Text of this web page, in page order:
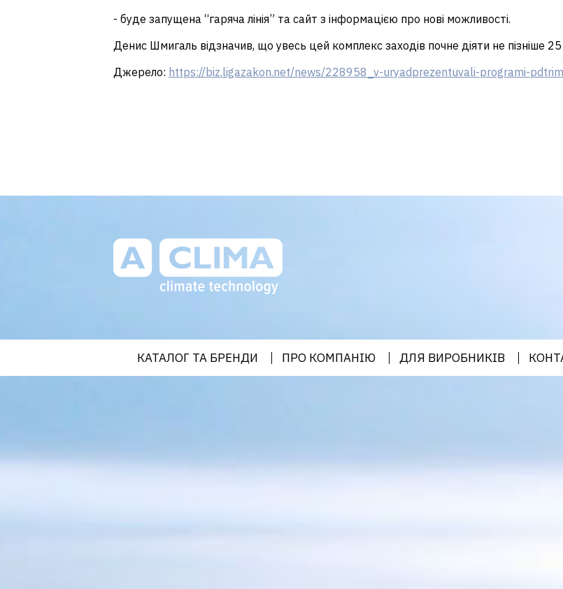
- буде запущена “гаряча лінія” та сайт з інформацією про нові можливості.
Денис Шмигаль відзначив, що увесь цей комплекс заходів почне діяти не пізніше
Джерело: https://biz.ligazakon.net/news/228958_v-uryadprezentuvali-programi-
КАТАЛОГ ТА БРЕНДИ ПРО КОМПАНІЮ ДЛЯ ВИРОБНИКІВ